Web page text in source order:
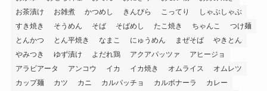
お茶漬け
お雑煮 かつめし きんぴら こってり
しゃぶしゃぶ
すき焼き
そうめん そば そばめし たこ焼き ちゃんこ
つけ麺
とんかつ
とん平焼き なまこ にゅうめん まぜそば
やきとん
やみつき
ゆず漬け よだれ鶏 アクアパッツァ
アヒージョ
アラビアータ
アンコウ イカ イカ焼き オムライス
オムレツ
カップ麺
カツ カニ カルパッチョ カルボナーラ
カレー